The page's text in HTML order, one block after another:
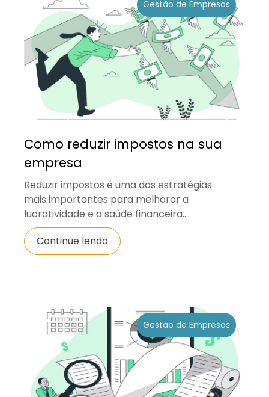
Gestão de Empresas
Como reduzir impostos na sua
empresa
Reduzir impostos é uma das estratégias
mais importantes para melhorar a
lucratividade e a saúde financeira...
Continue lendo
Gestão de Empresas